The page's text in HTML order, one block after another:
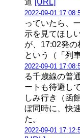
2022-09-01
っていたら、
示を見てほし
が、17:02発
という（「列
2022-09-01
る千歳線の普
ートも待避し
しみ行き（函
ぼ同時に、快
た。
2022-09-01